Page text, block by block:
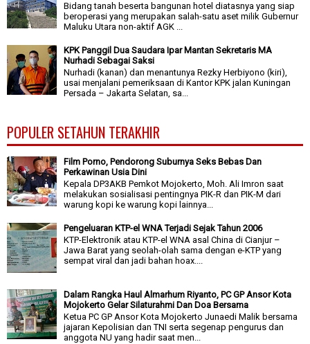
Bidang tanah beserta bangunan hotel diatasnya yang siap
beroperasi yang merupakan salah-satu aset milik Gubernur
Maluku Utara non-aktif AGK ...
KPK Panggil Dua Saudara Ipar Mantan Sekretaris MA
Nurhadi Sebagai Saksi
Nurhadi (kanan) dan menantunya Rezky Herbiyono (kiri),
usai menjalani pemeriksaan di Kantor KPK jalan Kuningan
Persada – Jakarta Selatan, sa...
POPULER SETAHUN TERAKHIR
Film Porno, Pendorong Suburnya Seks Bebas Dan
Perkawinan Usia Dini
Kepala DP3AKB Pemkot Mojokerto, Moh. Ali Imron saat
melakukan sosialisasi pentingnya PIK-R dan PIK-M dari
warung kopi ke warung kopi lainnya...
Pengeluaran KTP-el WNA Terjadi Sejak Tahun 2006
KTP-Elektronik atau KTP-el WNA asal China di Cianjur –
Jawa Barat yang seolah-olah sama dengan e-KTP yang
sempat viral dan jadi bahan hoax....
Dalam Rangka Haul Almarhum Riyanto, PC GP Ansor Kota
Mojokerto Gelar Silaturahmi Dan Doa Bersama
Ketua PC GP Ansor Kota Mojokerto Junaedi Malik bersama
jajaran Kepolisian dan TNI serta segenap pengurus dan
anggota NU yang hadir saat men...